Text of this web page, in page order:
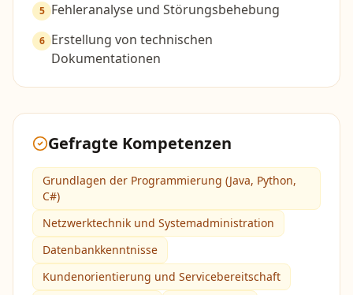
5 Fehleranalyse und Störungsbehebung
6 Erstellung von technischen
Dokumentationen
Gefragte Kompetenzen
Grundlagen der Programmierung (Java, Python,
C#)
Netzwerktechnik und Systemadministration
Datenbankkenntnisse
Kundenorientierung und Servicebereitschaft